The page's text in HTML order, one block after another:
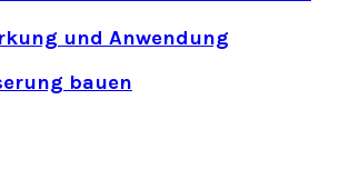
und Anwendung
bauen